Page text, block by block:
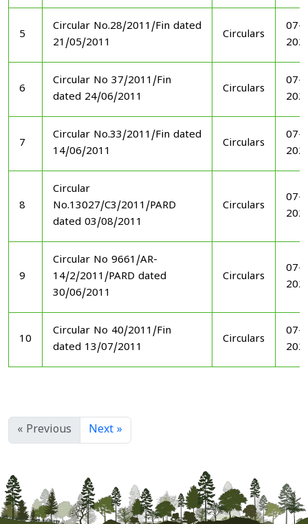
5
Circular No.28/2011/Fin dated
21/05/2011
Circulars
07-
6
Circular No 37/2011/Fin
dated 24/06/2011
Circulars
07-
7
Circular No.33/2011/Fin dated
14/06/2011
Circulars
07-
8
Circular
No.13027/C3/2011/PARD
dated 03/08/2011
Circulars
07-
9
Circular No 9661/AR-
14/2/2011/PARD dated
30/06/2011
Circulars
07-
10
Circular No 40/2011/Fin
dated 13/07/2011
Circulars
07-
« Previous Next »